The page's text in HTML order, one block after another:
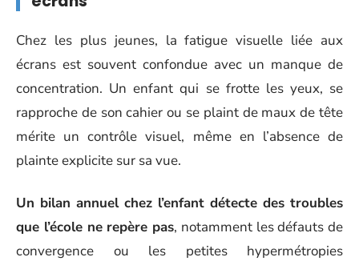
Chez les plus jeunes, la fatigue visuelle liée aux
écrans est souvent confondue avec un manque de
concentration. Un enfant qui se frotte les yeux, se
rapproche de son cahier ou se plaint de maux de tête
mérite un contrôle visuel, même en l’absence de
plainte explicite sur sa vue.
Un bilan annuel chez l’enfant détecte des troubles
que l’école ne repère pas, notamment les défauts de
convergence ou les petites hypermétropies